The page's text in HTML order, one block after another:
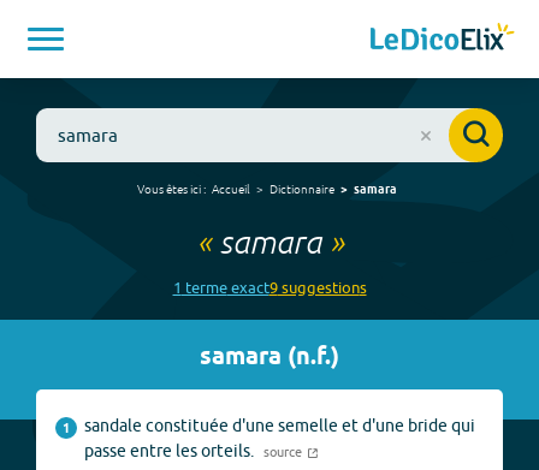
Vous êtes ici : Accueil Dictionnaire samara
«samara»
1 termeexact9suggestions
samara (n.f.)
1
sandale constituée d'une semelle et d'une bride qui
passe entre les orteils.
source